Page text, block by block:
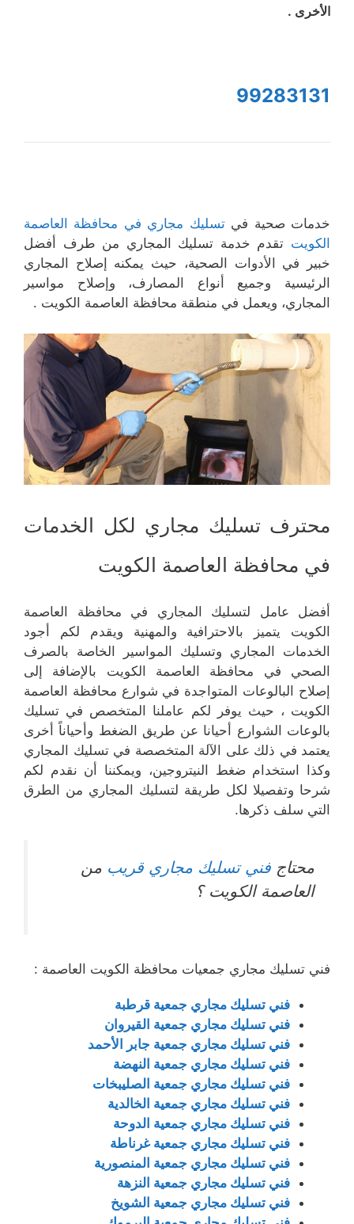
الأخرى .
99283131
خدمات صحية فيتسليك مجاري في محافظة العاصمة
الكويت تقدم خدمة تسليك المجاري من طرف أفضل
خبير في الأدوات الصحية، حيث يمكنه إصلاح المجاري
الرئيسية وجميع أنواع المصارف، وإصلاح مواسير
المجاري، ويعمل في منطقة محافظة العاصمة الكويت .
محترف تسليك مجاري لكل الخدمات
في محافظة العاصمة الكويت
أفضل عامل لتسليك المجاري في محافظة العاصمة
الكويت يتميز بالاحترافية والمهنية ويقدم لكم أجود
الخدمات المجاري وتسليك المواسير الخاصة بالصرف
الصحي في محافظة العاصمة الكويت بالإضافة إلى
إصلاح البالوعات المتواجدة في شوارع محافظة العاصمة
الكويت ، حيث يوفر لكم عاملنا المتخصص في تسليك
بالوعات الشوارع أحيانا عن طريق الضغط وأحياناً أخرى
يعتمد في ذلك على الآلة المتخصصة في تسليك المجاري
وكذا استخدام ضغط النيتروجين، ويمكننا أن نقدم لكم
شرحا وتفصيلا لكل طريقة لتسليك المجاري من الطرق
التي سلف ذكرها.
محتاج فني تسليك مجاري قريب من
العاصمة الكويت ؟
فني تسليك مجاري جمعيات محافظة الكويت العاصمة :
فني تسليك مجاري جمعية قرطبة
فني تسليك مجاري جمعية القيروان
فني تسليك مجاري جمعية جابر الأحمد
فني تسليك مجاري جمعية النهضة
فني تسليك مجاري جمعية الصليبخات
فني تسليك مجاري جمعية الخالدية
فني تسليك مجاري جمعية الدوحة
فني تسليك مجاري جمعية غرناطة
فني تسليك مجاري جمعية المنصورية
فني تسليك مجاري جمعية النزهة
فني تسليك مجاري جمعية الشويخ